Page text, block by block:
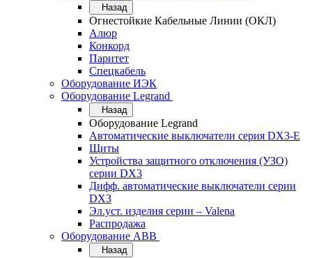
Назад
Огнестойкие Кабельные Линии (ОКЛ)
Алюр
Конкорд
Паритет
Спецкабель
Оборудование ИЭК
Оборудование Legrand
Назад
Оборудование Legrand
Автоматические выключатели серия DX3-E
Щиты
Устройства защитного отключения (УЗО)
серии DX3
Дифф. автоматические выключатели серии
DX3
Эл.уст. изделия серии – Valena
Распродажа
Оборудование АВВ
Назад